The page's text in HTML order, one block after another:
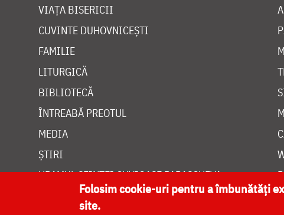
VIAȚA BISERICII
CUVINTE DUHOVNICEȘTI
FAMILIE
LITURGICĂ
BIBLIOTECĂ
ÎNTREABĂ PREOTUL
MEDIA
ȘTIRI
HRAMUL SFINTEI CUVIOASE PARASCHEVA
Folosim cookie-uri pentru a îmbunătăți
site.